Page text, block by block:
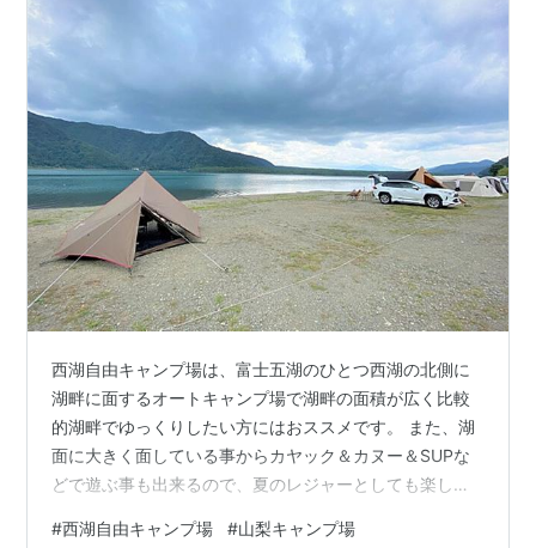
西湖自由キャンプ場は、富士五湖のひとつ西湖の北側に
湖畔に面するオートキャンプ場で湖畔の面積が広く比較
的湖畔でゆっくりしたい方にはおススメです。 また、湖
面に大きく面している事からカヤック＆カヌー＆SUPな
どで遊ぶ事も出来るので、夏のレジャーとしても楽しめ
情報】 西湖自由キャンプ場【サイト状況】 東側サイト
#西湖自由キャンプ場 #山梨キャンプ場